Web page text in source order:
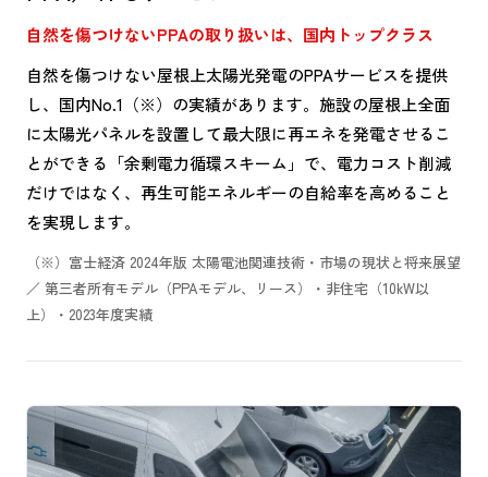
自然を傷つけないPPAの取り扱いは、国内トップクラス
自然を傷つけない屋根上太陽光発電のPPAサービスを提供
し、国内No.1（※）の実績があります。施設の屋根上全面
に太陽光パネルを設置して最大限に再エネを発電させるこ
とができる「余剰電力循環スキーム」で、電力コスト削減
だけではなく、再生可能エネルギーの自給率を高めること
を実現します。
（※）富士経済 2024年版 太陽電池関連技術・市場の現状と将来展望
／ 第三者所有モデル（PPAモデル、リース）・非住宅（10kW以
上）・2023年度実績